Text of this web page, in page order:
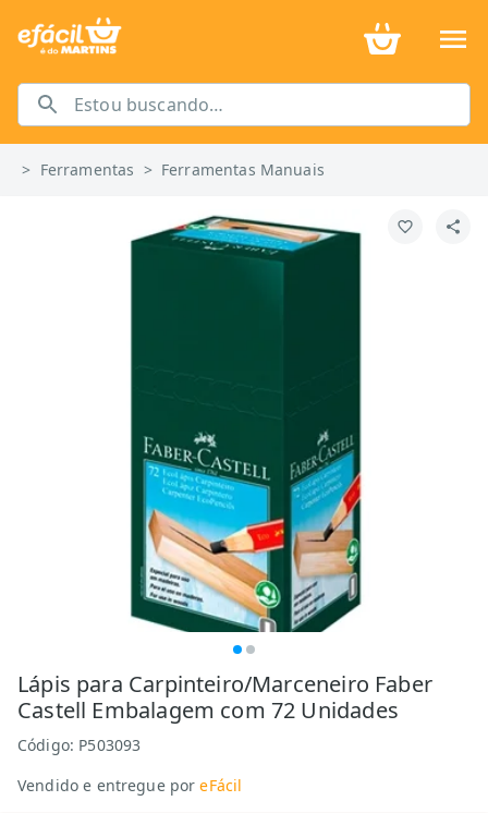
> Ferramentas > Ferramentas Manuais
Lápis para Carpinteiro/Marceneiro Faber
Castell Embalagem com 72 Unidades
Código: P503093
Vendido e entregue por eFácil